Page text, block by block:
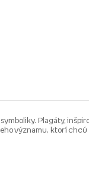
Plagáty,
významu, ktorí